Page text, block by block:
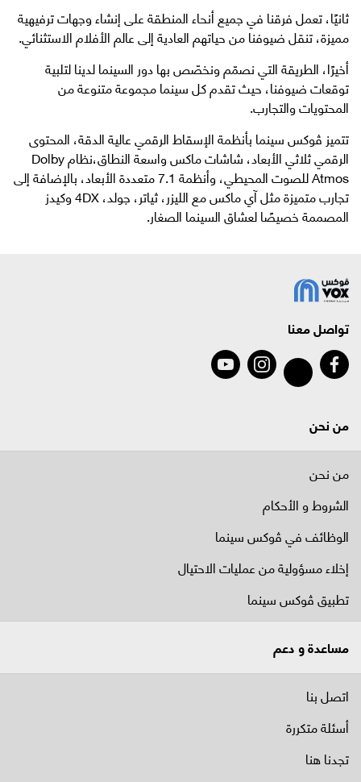
ثانيًا، تعمل فرقنا في جميع أنحاء المنطقة على إنشاء وجهات ترفيهية
مميزة، تنقل ضيوفنا من حياتهم العادية إلى عالم الأفلام الاستثنائي.
أخيرًا، الطريقة التي نصمّم ونخصّص بها دور السينما لدينا لتلبية
توقعات ضيوفنا، حيث تقدم كل سينما مجموعة متنوعة من
المحتويات والتجارب.
تتميز ڤوكس سينما بأنظمة الإسقاط الرقمي عالية الدقة، المحتوى
الرقمي ثلاثي الأبعاد، شاشات ماكس واسعة النطاق،نظام Dolby
Atmos للصوت المحيطي، وأنظمة 7.1 متعددة الأبعاد، بالإضافة إلى
تجارب متميزة مثل آي ماكس مع الليزر، ثياتر، جولد، 4DX وكيدز
المصممة خصيصًا لعشاق السينما الصغار.
تواصل معنا
من نحن
من نحن
الشروط و الأحكام
الوظائف في ﭬوكس سينما
إخلاء مسؤولية من عمليات الاحتيال
تطبيق ڤوكس سينما
مساعدة و دعم
اتصل بنا
أسئلة متكررة
تجدنا هنا